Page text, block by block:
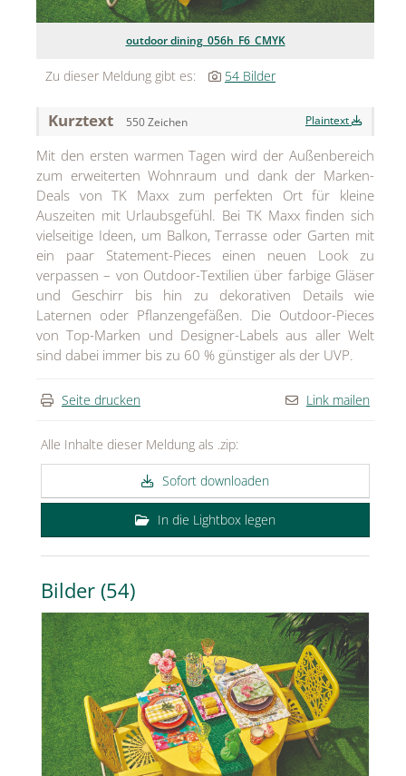
Lindt & Sprüngli
Rabanne
sh!ne by Dorotheum Juwelier
Sicheldorfer Heilwasser
TK Maxx
True Co.
VOSSEN
ÜBER
KONTAKT
outdoor dining_056h_F6_CMYK
Zu dieser Meldung gibt es: 54 Bilder
Kurztext 550 Zeichen Plaintext
Mit den ersten warmen Tagen wird der Außenbereich
zum erweiterten Wohnraum und dank der Marken-
Deals von TK Maxx zum perfekten Ort für kleine
Auszeiten mit Urlaubsgefühl. Bei TK Maxx finden sich
vielseitige Ideen, um Balkon, Terrasse oder Garten mit
ein paar Statement-Pieces einen neuen Look zu
verpassen – von Outdoor-Textilien über farbige Gläser
und Geschirr bis hin zu dekorativen Details wie
Laternen oder Pflanzengefäßen. Die Outdoor-Pieces
von Top-Marken und Designer-Labels aus aller Welt
sind dabei immer bis zu 60 % günstiger als der UVP.
Seite drucken Link mailen
Alle Inhalte dieser Meldung als .zip:
Sofort downloaden
In die Lightbox legen
Bilder (54)